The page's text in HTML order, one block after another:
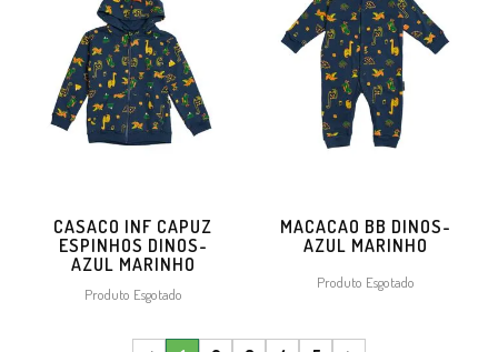
CASACO INF CAPUZ
ESPINHOS DINOS-
AZUL MARINHO
Produto Esgotado
MACACAO BB DINOS-
AZUL MARINHO
Produto Esgotado